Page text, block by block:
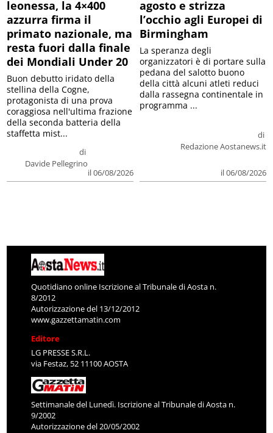
leonessa, la 4×400
azzurra firma il
primato nazionale, ma
resta fuori dalla finale
dei Mondiali Under 20
di
Davide Pellegrino
il 06/08/2026
Buon debutto iridato della
stellina della Cogne,
protagonista di una prova
coraggiosa nell'ultima frazione
della seconda batteria della
staffetta mist...
agosto e strizza
l’occhio agli Europei di
Birmingham
di
Redazione Aostanews.it
il 06/08/2026
La speranza degli
organizzatori è di portare sulla
pedana del salotto buono
della città alcuni atleti reduci
dalla rassegna continentale in
programma ...
Quotidiano online Iscrizione al Tribunale di Aosta n.
8/2012
Autorizzazione del 13/12/2012
www.gazzettamatin.com
Editore
LG PRESSE S.R.L.
via Festaz, 52 11100 AOSTA
Settimanale del Lunedì. Iscrizione al Tribunale di Aosta n.
9/2002
Autorizzazione del 20/05/2002